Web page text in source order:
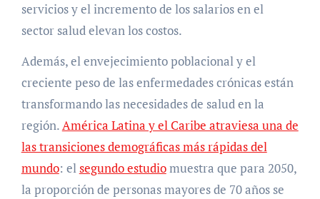
servicios y el incremento de los salarios en el
sector salud elevan los costos.
Además, el envejecimiento poblacional y el
creciente peso de las enfermedades crónicas están
transformando las necesidades de salud en la
región.América Latina y el Caribe atraviesa una de
las transiciones demográficas más rápidas del
mundo: elsegundo estudiomuestra que para 2050,
la proporción de personas mayores de 70 años se